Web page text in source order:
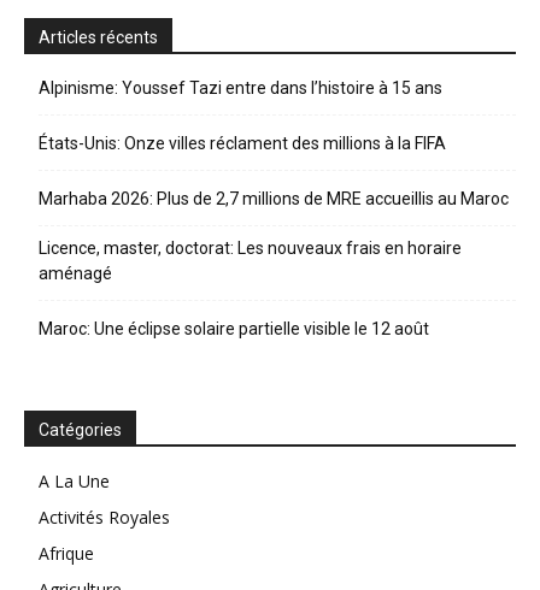
Articles récents
Alpinisme: Youssef Tazi entre dans l’histoire à 15 ans
États-Unis: Onze villes réclament des millions à la FIFA
Marhaba 2026: Plus de 2,7 millions de MRE accueillis au Maroc
Licence, master, doctorat: Les nouveaux frais en horaire
aménagé
Maroc: Une éclipse solaire partielle visible le 12 août
Catégories
A La Une
Activités Royales
Afrique